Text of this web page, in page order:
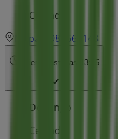
Cerrado
Mapa
980666148
Abierto Hasta las 13:45
Domingo
Cerrado